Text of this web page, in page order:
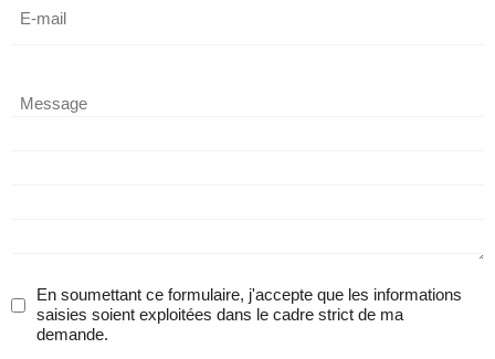
mail
RGPDEn soumettant ce formulaire, j'accepte que les informations
saisies soient exploitées dans le cadre strict de ma
demande.